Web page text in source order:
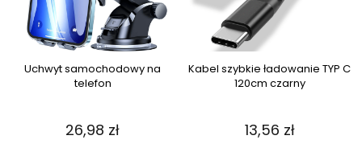
Uchwyt samochodowy na
telefon
26,98 zł
Kabel szybkie ładowanie TYP C
120cm czarny
13,56 zł